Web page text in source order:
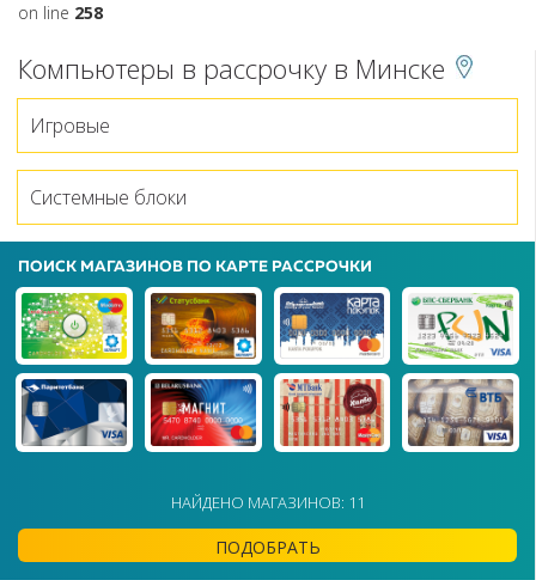
on line 258
Компьютеры в рассрочку в Минске
Игровые
Системные блоки
ПОИСК МАГАЗИНОВ ПО КАРТЕ РАССРОЧКИ
НАЙДЕНО МАГАЗИНОВ: 11
ПОДОБРАТЬ